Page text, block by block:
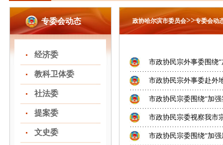
专委会动态
经济委
教科卫体委
社法委
提案委
文史委
政协哈尔滨市委员会>>专委会动
市政协民宗外事委围绕
市政协民宗外事委赴外
市政协民宗委围绕“加
市政协民宗委视察我市
市政协民宗委围绕“加